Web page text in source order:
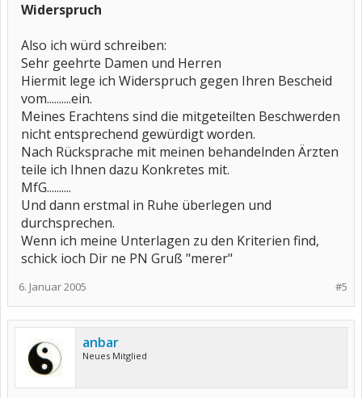
Widerspruch
Also ich würd schreiben:
Sehr geehrte Damen und Herren
Hiermit lege ich Widerspruch gegen Ihren Bescheid
vom..........ein.
Meines Erachtens sind die mitgeteilten Beschwerden
nicht entsprechend gewürdigt worden.
Nach Rücksprache mit meinen behandelnden Ärzten
teile ich Ihnen dazu Konkretes mit.
MfG..........
Und dann erstmal in Ruhe überlegen und
durchsprechen.
Wenn ich meine Unterlagen zu den Kriterien find,
schick ioch Dir ne PN Gruß "merer"
#5
6. Januar 2005
anbar
Neues Mitglied